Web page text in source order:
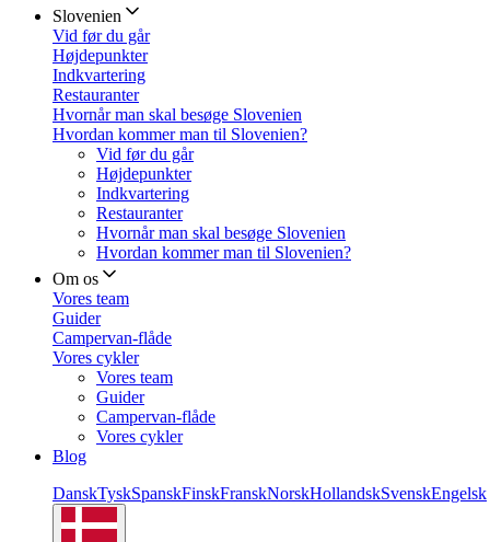
Slovenien
Vid før du går
Højdepunkter
Indkvartering
Restauranter
Hvornår man skal besøge Slovenien
Hvordan kommer man til Slovenien?
Vid før du går
Højdepunkter
Indkvartering
Restauranter
Hvornår man skal besøge Slovenien
Hvordan kommer man til Slovenien?
Om os
Vores team
Guider
Campervan-flåde
Vores cykler
Vores team
Guider
Campervan-flåde
Vores cykler
Blog
DanskTyskSpanskFinskFranskNorskHollandskSvenskEngelsk